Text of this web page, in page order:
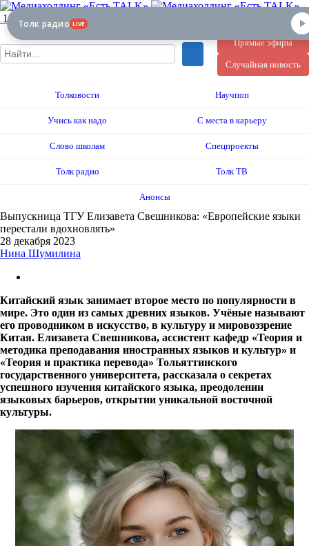
12+
Прямые эфиры
Случайная новость
Толковости Научпоп
Учись как надо С места в карьеру
Слово школам Спецпроекты
Толк радио Толк ТВ
Анонсы
Выпускница ТГУ Елизавета Свешникова: «Европейские языки
перестали вдохновлять»
28 декабря 2023
Нина Шумилина
Китайский язык занимает второе место по популярности в
мире. Это один из самых древних языков. Учёные называют
его проводником в искусство, в культуру и мировоззрение
Китая. Елизавета Свешникова, ассистент кафедр «Теория и
методика преподавания иностранных языков и культур» и
«Теория и практика перевода» Тольяттинского
государственного университета, рассказала о секретах
успешного изучения китайского языка, преодолении
языковых барьеров, открытии уникальной восточной
культуры.
Толк радио LIVE